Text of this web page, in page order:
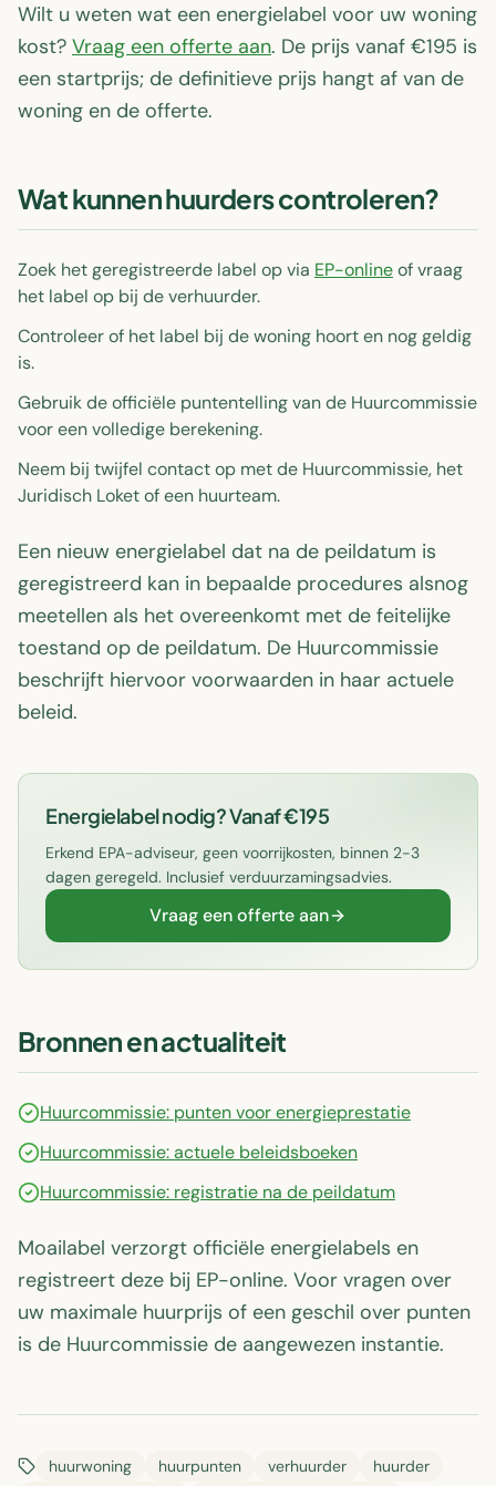
Wilt u weten wat een energielabel voor uw woning
kost? Vraag een offerte aan. De prijs vanaf €195 is
een startprijs; de definitieve prijs hangt af van de
woning en de offerte.
Wat kunnen huurders controleren?
Zoek het geregistreerde label op via EP-onlineof vraag
het label op bij de verhuurder.
Controleer of het label bij de woning hoort en nog geldig
is.
Gebruik de officiële puntentelling van de Huurcommissie
voor een volledige berekening.
Neem bij twijfel contact op met de Huurcommissie, het
Juridisch Loket of een huurteam.
Een nieuw energielabel dat na de peildatum is
geregistreerd kan in bepaalde procedures alsnog
meetellen als het overeenkomt met de feitelijke
toestand op de peildatum. De Huurcommissie
beschrijft hiervoor voorwaarden in haar actuele
beleid.
Energielabel nodig? Vanaf €195
Erkend EPA-adviseur, geen voorrijkosten, binnen 2-3
dagen geregeld. Inclusief verduurzamingsadvies.
Vraag een offerte aan
Bronnen en actualiteit
Huurcommissie: punten voor energieprestatie
Huurcommissie: actuele beleidsboeken
Huurcommissie: registratie na de peildatum
Moailabel verzorgt officiële energielabels en
registreert deze bij EP-online. Voor vragen over
uw maximale huurprijs of een geschil over punten
is de Huurcommissie de aangewezen instantie.
huurwoning huurpunten verhuurder huurder